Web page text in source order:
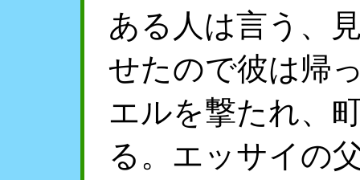
ある人は言う、
せたので彼は帰
エルを撃たれ、
る。エッサイの